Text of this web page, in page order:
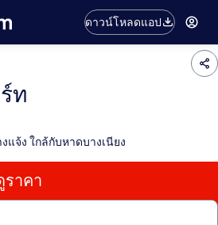
ดาวน์โหลดแอป
ท
แจ้ง ใกล้กับหาดบางเนียง
ราคา